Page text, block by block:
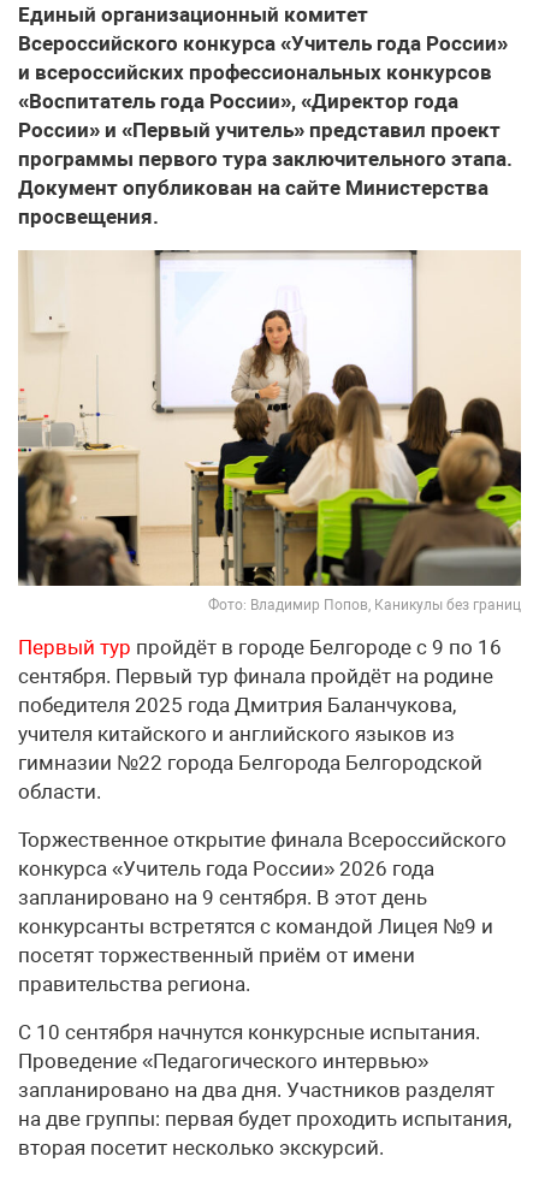
Единый организационный комитет
Всероссийского конкурса «Учитель года России»
и всероссийских профессиональных конкурсов
«Воспитатель года России», «Директор года
России» и «Первый учитель» представил проект
программы первого тура заключительного этапа.
Документ опубликован на сайте Министерства
просвещения.
Фото: Владимир Попов, Каникулы без границ
Первый тур пройдёт в городе Белгороде с 9 по 16
сентября. Первый тур финала пройдёт на родине
победителя 2025 года Дмитрия Баланчукова,
учителя китайского и английского языков из
гимназии №22 города Белгорода Белгородской
области.
Торжественное открытие финала Всероссийского
конкурса «Учитель года России» 2026 года
запланировано на 9 сентября. В этот день
конкурсанты встретятся с командой Лицея №9 и
посетят торжественный приём от имени
правительства региона.
С 10 сентября начнутся конкурсные испытания.
Проведение «Педагогического интервью»
запланировано на два дня. Участников разделят
на две группы: первая будет проходить испытания,
вторая посетит несколько экскурсий.